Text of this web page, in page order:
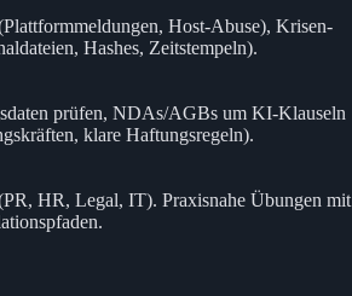
Host-Abuse), Krisen-
Hashes, Zeitstempeln).
prüfen, NDAs/AGBs um KI-Klauseln
klare Haftungsregeln).
HR, Legal, IT). Praxisnahe Übungen mit